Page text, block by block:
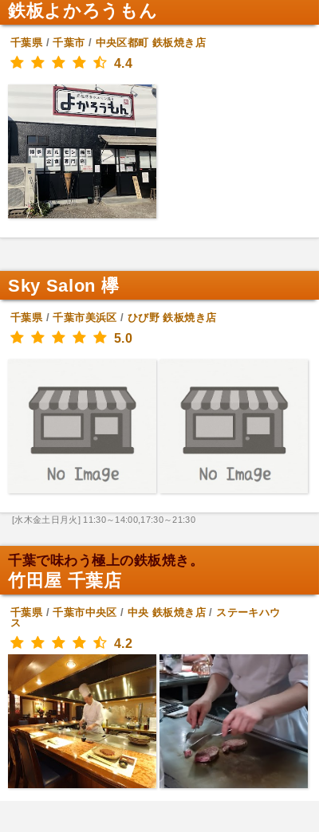
鉄板よかろうもん
千葉県/千葉市 / 中央区都町 鉄板焼き店
4.4
Sky Salon 欅
千葉県/千葉市美浜区 / ひび野 鉄板焼き店
5.0
[水木金土日月火] 11:30～14:00,17:30～21:30
千葉で味わう極上の鉄板焼き。
竹田屋 千葉店
千葉県/千葉市中央区 / 中央 鉄板焼き店/ ステーキハウ
ス
4.2